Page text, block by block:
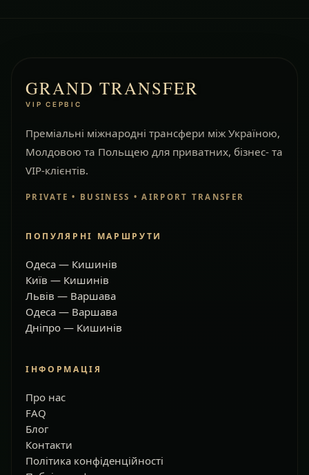
GRAND TRANSFER
VIP СЕРВІС
Преміальні міжнародні трансфери між Україною,
Молдовою та Польщею для приватних, бізнес- та
VIP-клієнтів.
PRIVATE • BUSINESS • AIRPORT TRANSFER
ПОПУЛЯРНІ МАРШРУТИ
Одеса — Кишинів
Київ — Кишинів
Львів — Варшава
Одеса — Варшава
Дніпро — Кишинів
ІНФОРМАЦІЯ
Про нас
FAQ
Блог
Контакти
Політика конфіденційності